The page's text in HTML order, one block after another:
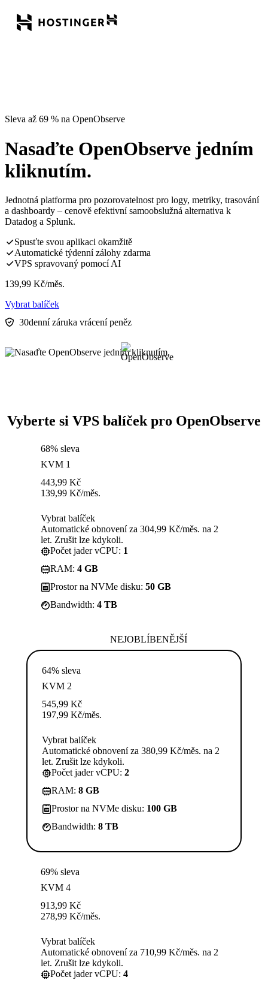
Sleva až 69 % na OpenObserve
Nasaďte OpenObserve jedním
kliknutím.
Jednotná platforma pro pozorovatelnost pro logy, metriky, trasování
a dashboardy – cenově efektivní samoobslužná alternativa k
Datadog a Splunk.
Spusťte svou aplikaci okamžitě
Automatické týdenní zálohy zdarma
VPS spravovaný pomocí AI
139,99 Kč/měs.
Vybrat balíček
30denní záruka vrácení peněz
Vyberte si VPS balíček pro OpenObserve
68% sleva
KVM 1
443,99 Kč
139,99 Kč/měs.
Vybrat balíček
Automatické obnovení za 304,99 Kč/měs. na 2
let. Zrušit lze kdykoli.
Počet jader vCPU: 1
RAM: 4 GB
Prostor na NVMe disku: 50 GB
Bandwidth: 4 TB
NEJOBLÍBENĚJŠÍ
64% sleva
KVM 2
545,99 Kč
197,99 Kč/měs.
Vybrat balíček
Automatické obnovení za 380,99 Kč/měs. na 2
let. Zrušit lze kdykoli.
Počet jader vCPU: 2
RAM: 8 GB
Prostor na NVMe disku: 100 GB
Bandwidth: 8 TB
69% sleva
KVM 4
913,99 Kč
278,99 Kč/měs.
Vybrat balíček
Automatické obnovení za 710,99 Kč/měs. na 2
let. Zrušit lze kdykoli.
Počet jader vCPU: 4